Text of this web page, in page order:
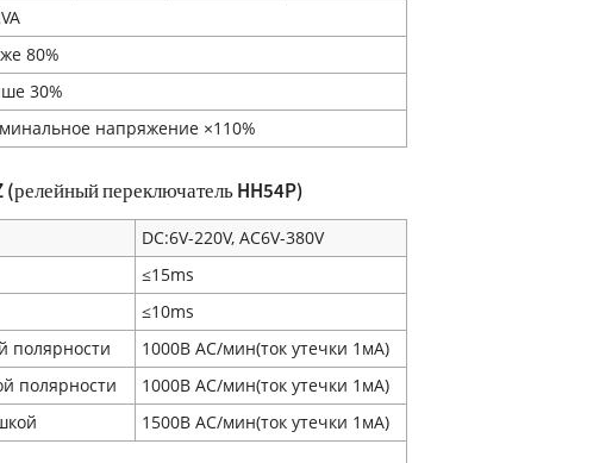
80%
30%
напряжение ×110%
(релейный переключатель HH54P)
DC:6V-220V, AC6V-380V
≤15ms
≤10ms
полярности
1000В AC/мин(ток утечки 1мA)
полярности
1000В AC/мин(ток утечки 1мA)
1500В AC/мин(ток утечки 1мA)